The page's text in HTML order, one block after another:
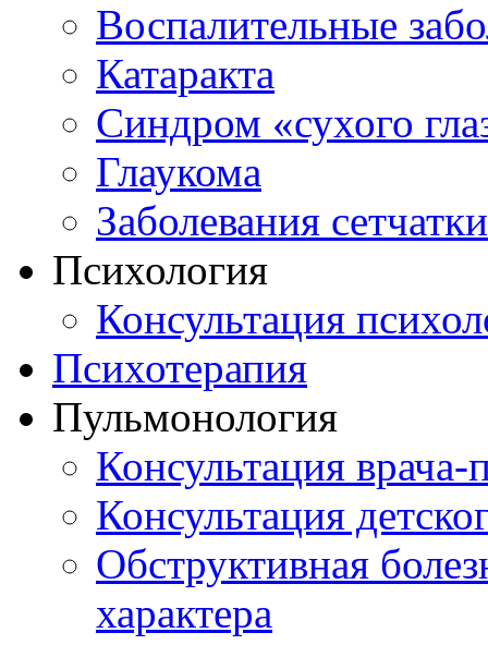
Воспалительные
Катаракта
Синдром «сухого
Глаукома
Заболевания сетчатки
Психология
Консультация
Психотерапия
Пульмонология
Консультация врача-
Консультация
Обструктивная
характера